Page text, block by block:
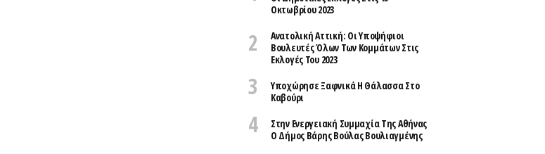
Οκτωβρίου 2023
Ανατολική Αττική: Οι Υποψήφιοι
Βουλευτές Όλων Των Κομμάτων Στις
Εκλογές Του 2023
Υποχώρησε Ξαφνικά Η Θάλασσα Στο
Καβούρι
Στην Ενεργειακή Συμμαχία Της Αθήνας
Ο Δήμος Βάρης Βούλας Βουλιαγμένης